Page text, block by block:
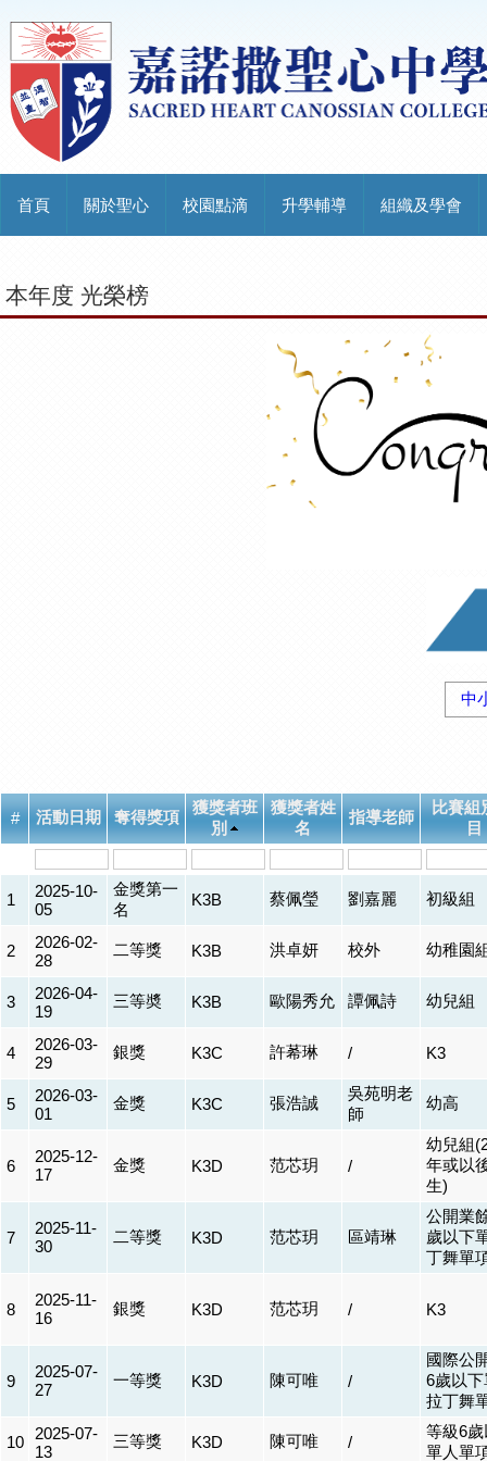
首頁 關於聖心 校園點滴 升學輔導 組織及學會
本年度 光榮榜
中
# 活動日期 奪得獎項
獲獎者班
別
獲獎者姓
名
指導老師
比賽組
目
1
2025-10-
05
金獎第一
名
K3B 蔡佩瑩 劉嘉麗 初級組
2
2026-02-
28
二等獎 K3B 洪卓妍 校外 幼稚園
3
2026-04-
19
三等奬 K3B 歐陽秀允 譚佩詩 幼兒組
4
2026-03-
29
銀獎 K3C 許莃琳 / K3
5
2026-03-
01
金獎 K3C 張浩誠
吳苑明老
師
幼高
6
2025-12-
17
金獎 K3D 范芯玥 /
幼兒組
年或以
生)
7
2025-11-
30
二等獎 K3D 范芯玥 區靖琳
公開業
歲以下
丁舞單
8
2025-11-
16
銀獎 K3D 范芯玥 / K3
9
2025-07-
27
一等獎 K3D 陳可唯 /
國際公
6歲以下
拉丁舞
10
2025-07-
13
三等獎 K3D 陳可唯 /
等級6歲
單人單